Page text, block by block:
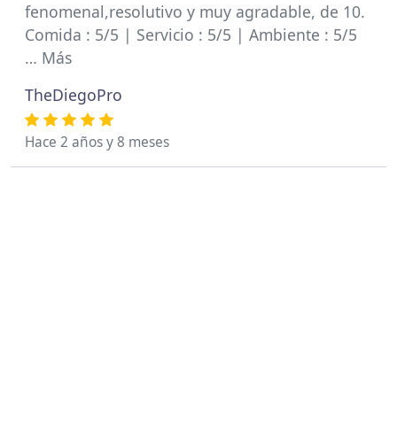
fenomenal,resolutivo y muy agradable, de 10.
Comida : 5/5 | Servicio : 5/5 | Ambiente : 5/5
… Más
TheDiegoPro
Hace 2 años y 8 meses